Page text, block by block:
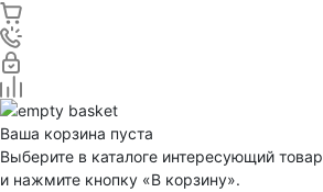
Ваша корзина пуста
Выберите в каталоге интересующий товар
и нажмите кнопку «В корзину».